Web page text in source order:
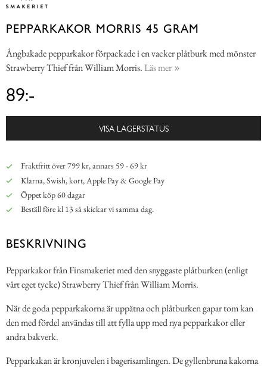
PEPPARKAKOR MORRIS 45 GRAM
Ångbakade pepparkakor förpackade i en vacker plåtburk med mönster
Strawberry Thief från William Morris. Läs mer
89:-
VISA LAGERSTATUS
Fraktfritt över 799 kr, annars 59 - 69 kr
Klarna, Swish, kort, Apple Pay & Google Pay
Öppet köp 60 dagar
Beställ före kl 13 så skickar vi samma dag.
BESKRIVNING
Pepparkakor från Finsmakeriet med den snyggaste plåtburken (enligt
vårt eget tycke) Strawberry Thief från William Morris.
När de goda pepparkakorna är uppätna och plåtburken gapar tom kan
den med fördel användas till att fylla upp med nya pepparkakor eller
andra bakverk.
Pepparkakan är kronjuvelen i bagerisamlingen. De gyllenbruna kakorna